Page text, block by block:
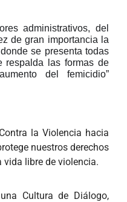
administrativos, del
de gran importancia la
se presenta todas
respalda las formas de
del femicidio”
la Violencia hacia
nuestros derechos
libre de violencia.
Cultura de Diálogo,